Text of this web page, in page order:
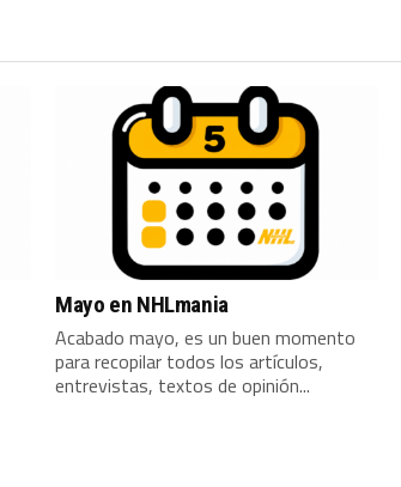
Mayo en NHLmania
Acabado mayo, es un buen momento
para recopilar todos los artículos,
entrevistas, textos de opinión...